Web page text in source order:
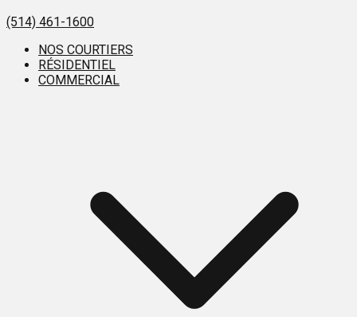
(514) 461-1600
NOS COURTIERS
RÉSIDENTIEL
COMMERCIAL